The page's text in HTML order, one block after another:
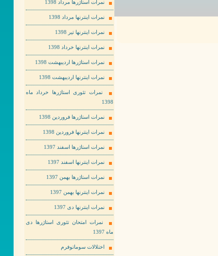
نمرات استاژرها مرداد 1398
نمرات اینترنها مرداد 1398
نمرات اینترنها تیر 1398
نمرات اینترنها خرداد 1398
نمرات استاژرها اردیبهشت 1398
نمرات اینترنها اردیبهشت 1398
نمرات تئوری استاژرها خرداد ماه
1398
نمرات استاژرها فروردین 1398
نمرات اینترنها فروردین 1398
نمرات استاژرها اسفند 1397
نمرات اینترنها اسفند 1397
نمرات استاژرها بهمن 1397
نمرات اینترنها بهمن 1397
نمرات اینترنها دی 1397
نمرات امتحان تئوری استاژرها دی
ماه 1397
اختلالات سوماتوفرم